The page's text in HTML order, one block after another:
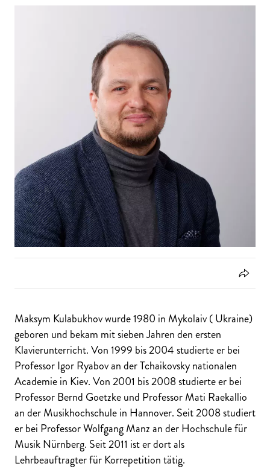
Maksym Kulabukhov wurde 1980 in Mykolaiv ( Ukraine)
geboren und bekam mit sieben Jahren den ersten
Klavierunterricht. Von 1999 bis 2004 studierte er bei
Professor Igor Ryabov an der Tchaikovsky nationalen
Academie in Kiev. Von 2001 bis 2008 studierte er bei
Professor Bernd Goetzke und Professor Mati Raekallio
an der Musikhochschule in Hannover. Seit 2008 studiert
er bei Professor Wolfgang Manz an der Hochschule für
Musik Nürnberg. Seit 2011 ist er dort als
Lehrbeauftragter für Korrepetition tätig.